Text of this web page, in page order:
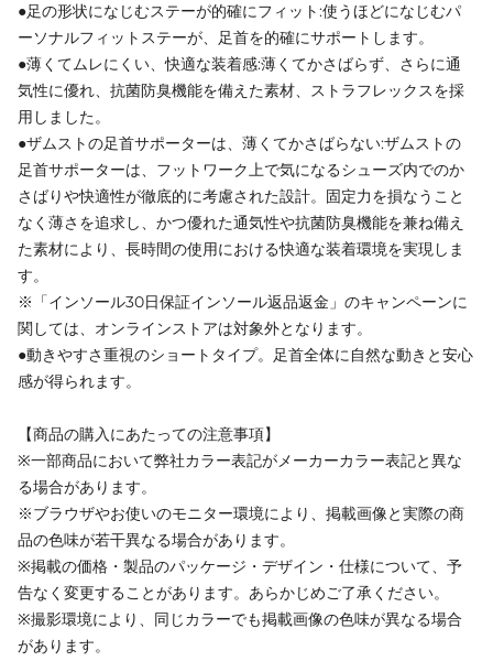
●足の形状になじむステーが的確にフィット:使うほどになじむパ
ーソナルフィットステーが、足首を的確にサポートします。
●薄くてムレにくい、快適な装着感:薄くてかさばらず、さらに通
気性に優れ、抗菌防臭機能を備えた素材、ストラフレックスを採
用しました。
●ザムストの足首サポーターは、薄くてかさばらない:ザムストの
足首サポーターは、フットワーク上で気になるシューズ内でのか
さばりや快適性が徹底的に考慮された設計。固定力を損なうこと
なく薄さを追求し、かつ優れた通気性や抗菌防臭機能を兼ね備え
た素材により、長時間の使用における快適な装着環境を実現しま
す。
※「インソール30日保証インソール返品返金」のキャンペーンに
関しては、オンラインストアは対象外となります。
●動きやすさ重視のショートタイプ。足首全体に自然な動きと安心
感が得られます。
【商品の購入にあたっての注意事項】
※一部商品において弊社カラー表記がメーカーカラー表記と異な
る場合があります。
※ブラウザやお使いのモニター環境により、掲載画像と実際の商
品の色味が若干異なる場合があります。
※掲載の価格・製品のパッケージ・デザイン・仕様について、予
告なく変更することがあります。あらかじめご了承ください。
※撮影環境により、同じカラーでも掲載画像の色味が異なる場合
があります。